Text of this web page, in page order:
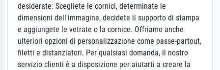
desiderate: Scegliete le cornici, determinate le
dimensioni dell'immagine, decidete il supporto di stampa
e aggiungete le vetrate o la cornice. Offriamo anche
ulteriori opzioni di personalizzazione come passe-partout,
filetti e distanziatori. Per qualsiasi domanda, il nostro
servizio clienti è a disposizione per aiutarti a creare la